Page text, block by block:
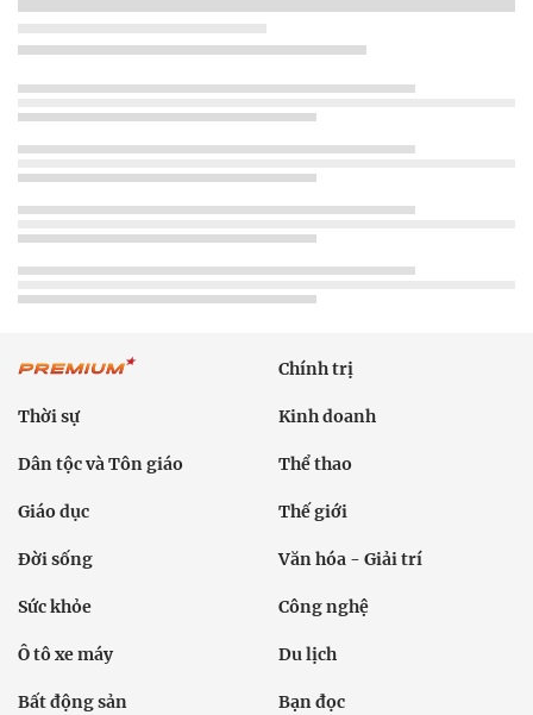
Chính trị
Thời sự Kinh doanh
Dân tộc và Tôn giáo Thể thao
Giáo dục Thế giới
Đời sống Văn hóa - Giải trí
Sức khỏe Công nghệ
Ô tô xe máy Du lịch
Bất động sản Bạn đọc